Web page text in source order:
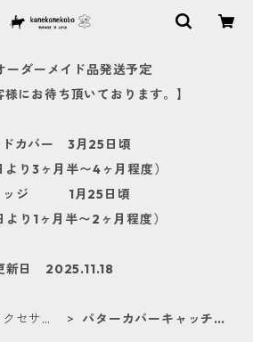
ーダーメイド品発送予定
様にお待ち頂いております。】
ドカバー 3月25日頃
より3ヶ月半〜4ヶ月程度）
ッジ 1月25日頃
より1ヶ月半〜2ヶ月程度）
新日 2025.11.18
セサリ
パターカバーキャッチャ